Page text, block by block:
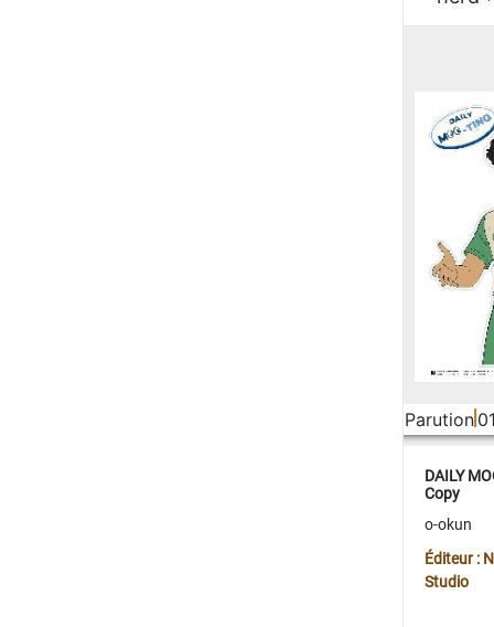
Parution
DAILY
Copy
o-okun
Éditeur :
Studio